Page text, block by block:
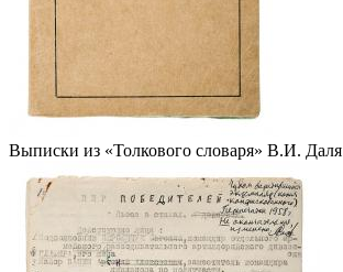
Выписки из «Толкового словаря» В.И. Даля